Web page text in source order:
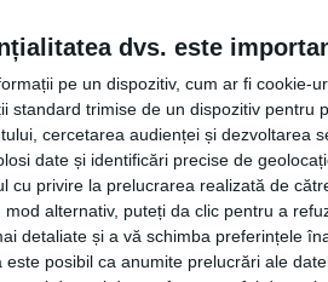
dvs. este
pe un dispozitiv, cum ar fi cookie-
standard trimise de un dispozitiv pentru
cercetarea audienței și dezvoltarea
date și identificări precise de
cu privire la prelucrarea realizată de
alternativ, puteți da clic pentru a
detaliate și a vă schimba preferințele
este posibil ca anumite prelucrări ale
Parohiile Arhiepiscopiei
Anton, s-au înscris 48 de
În Regulament se
care pun în pericol
proiect să transmită un mesaj
grav sănătății și